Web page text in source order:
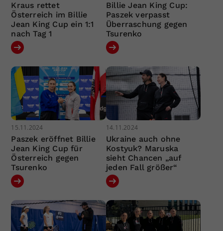
Kraus rettet
Österreich im Billie
Jean King Cup ein 1:1
nach Tag 1
Billie Jean King Cup:
Paszek verpasst
Überraschung gegen
Tsurenko
15.11.2024
Paszek eröffnet Billie
Jean King Cup für
Österreich gegen
Tsurenko
14.11.2024
Ukraine auch ohne
Kostyuk? Maruska
sieht Chancen „auf
jeden Fall größer“